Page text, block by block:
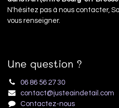
N'hésitez pas à nous contacter,
vous renseigner.
Une question ?
06 86 56 27 30
contact@justeaindetail.com
Contactez-nous